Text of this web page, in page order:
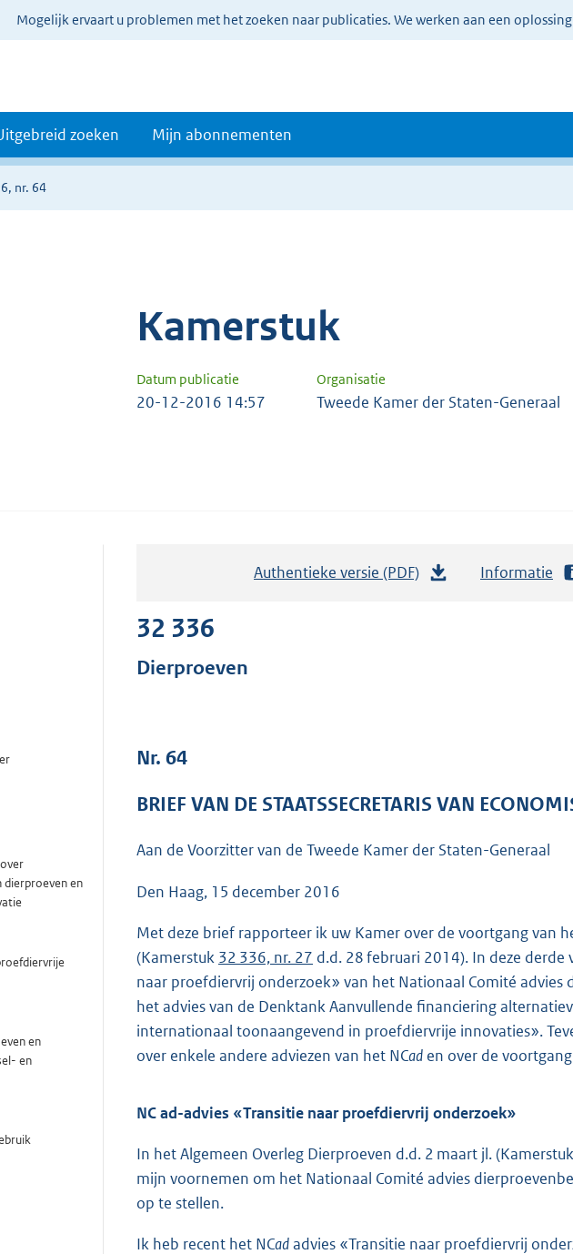
Mogelijk ervaart u problemen met het zoeken naar publicaties. We werken aan een
zoeken Mijn abonnementen
nr. 64
Kamerstuk
Datum publicatie Organisatie
20-12-2016 14:57 Tweede Kamer der Staten-Generaal
en
en
en
Authentieke versie (PDF)
r
o
:
6
3
K
b
Informatie
32 336
Dierproeven
Nr. 64
BRIEF VAN DE STAATSSECRETARIS VAN
Aan de Voorzitter van de Tweede Kamer der Staten-Generaal
Den Haag, 15 december 2016
Met deze brief rapporteer ik uw Kamer over de voortgang van
(Kamerstuk 32 336, nr. 27 d.d. 28 februari 2014). In deze
naar proefdiervrij onderzoek» van het Nationaal Comité advies
het advies van de Denktank Aanvullende financiering
internationaal toonaangevend in proefdiervrije innovaties».
over enkele andere adviezen van het NCad en over de
NC ad-advies «Transitie naar proefdiervrij onderzoek»
In het Algemeen Overleg Dierproeven d.d. 2 maart jl. (Kamerstuk
mijn voornemen om het Nationaal Comité advies
op te stellen.
Ik heb recent het NCadadvies «Transitie naar proefdiervrij